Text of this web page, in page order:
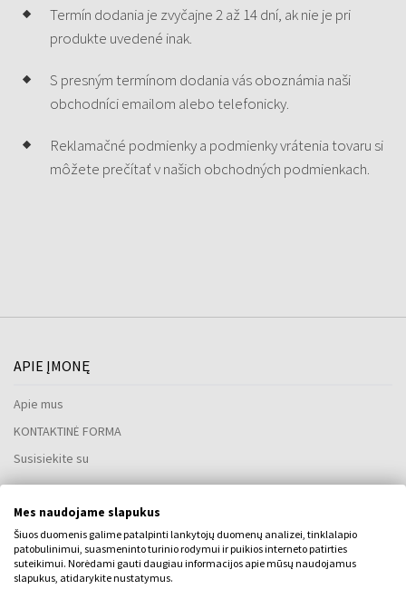
Termín dodania je zvyčajne 2 až 14 dní, ak nie je pri
produkte uvedené inak.
S presným termínom dodania vás oboznámia naši
obchodníci emailom alebo telefonicky.
Reklamačné podmienky a podmienky vrátenia tovaru si
môžete prečítať v našich obchodných podmienkach.
APIE ĮMONĘ
Apie mus
KONTAKTINĖ FORMA
Susisiekite su
VISKAS APIE PIRKIMĄ
Lojalumo programa
Bendrosios sąlygos
Mes naudojame slapukus
Šiuos duomenis galime patalpinti lankytojų duomenų analizei, tinklalapio
patobulinimui, suasmeninto turinio rodymui ir puikios interneto patirties
suteikimui. Norėdami gauti daugiau informacijos apie mūsų naudojamus
slapukus, atidarykite nustatymus.